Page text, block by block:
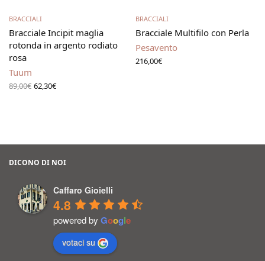
BRACCIALI
Bracciale Incipit maglia
rotonda in argento rodiato
rosa
Tuum
89,00€ Il prezzo
originale
62,30€Il
BRACCIALI
Bracciale Multifilo con Perla
Pesavento
216,00€
DICONO DI NOI
Caffaro Gioielli
4.8
powered by Google
votaci su